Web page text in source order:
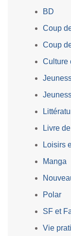
BD
Coup
Coup
Culture
Livre
Loisirs
Manga
Polar
SF et
Vie